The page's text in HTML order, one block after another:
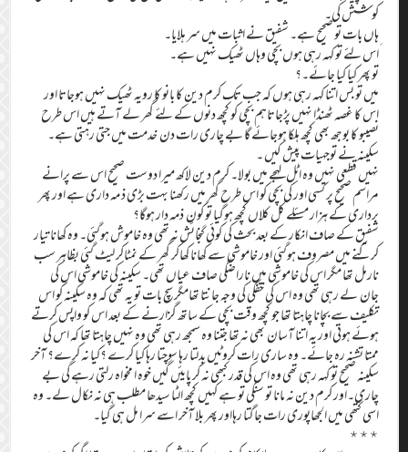
کوشش کی۔
ِہاں بات تو صحیح ہے۔ شفیق نے اثبات میں سر ہلایا۔
اس لئے تو کہہ رہی ہوں بچی وہاں ٹھیک نہیں ہے۔
تو پھر کیا کیا جائے۔؟
میں تو بس اتنا کہہ رہی ہوں کہ جب تک کرم دین کا بانو کا رویہ ٹھیک نہیں ہوجاتا اور
اس کا غصہ ٹھنڈا نہیں پڑجاتاہم بچی کو کچھ دنوں کے لئے گھر لے آتے ہیں اس طرح
نصیبو کا بوجھ بھی کچھ ہلکا ہوجائے گا بے چاری رات دن خدمت میں جتی رہتی ہے۔
سکینہ نے توجہیات پیش کیں ۔
نہیں قطعی نہیں وہ اٹل لہجے میں بولا۔ کرم دین لاکھ میرا دوست صحیح اس سے پرانے
مراسم صحیح پر کسی اور کی بچی کو اس طرح گھر میں رکھنا بہت بڑی ذ مہ داری ہے اور پھر
برداری کے ہزار مسئلے کل کلاں کچھ ہوگیا تو کون ذمہ دار ہوگا؟
شفیق کے صاف انکار کے بعد بحث کی کوئی گنجائش نہ تھی وہ خاموش ہوگئی۔ وہ کھانا تیار
کرکنے میں مصروف ہوگئی اور خاموشی سے کھانا کھاکر گھر کے نمٹاکر لیٹ گئی بظاہر سب
نارمل تھا مگر اس کی خاموشی میں ناراضگی صاف عیاں تھی۔ سکینہ کی خاموشی اس کی
جان لے رہی تھی وہ اس کی خفگی کی وجہ جانتا تھامگر سچ بات تو یہ تھی کہ وہ سکینہ کو اس
تکلیف سے بچانا چاہتا تھا جو کچھ وقت بچی کے ساتھ گزارنے کے بعد اس کو واپس کرتے
ہوئے ہوتی اور یہ اتنا آسان بھی نہ تھا جتنا وہ سمجھ رہی تھی وہ نہیں چاہتا تھا کہ اس کی
ممتا تشنہ رہ جائے۔ وہ ساری رات کروٹیں بدلتا رہا سوچتا رہا کیا کرے ؟کیا نہ کرے؟ آخر
سکینہ صحیح تو کہہ رہی تھی وہ اس کی قدر کبھی نہ کر پایئں گیں خوہ ا مخواہ رلتی رہے گی بے
چاری۔اور کرم دین نہ مانا تو سنکی تو ہے کہیں کچھ الٹا سیدھا مطلب ہی نہ نکال لے۔ وہ
اسی گتھی میں الجھاپوری رات جاگتا رہااور پھر بلا آخر اسے سرا مل ہی گیا۔
٭٭٭